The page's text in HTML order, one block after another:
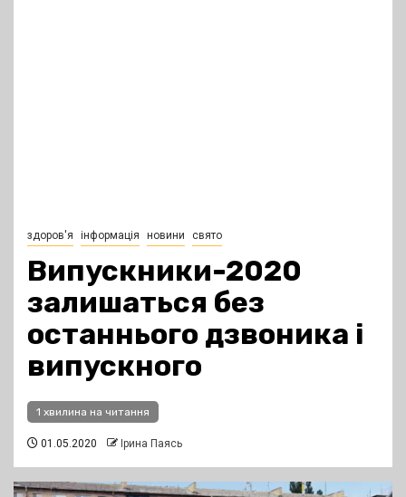
здоров'я інформація новини свято
Випускники-2020
залишаться без
останнього дзвоника і
випускного
1 хвилина на читання
01.05.2020 Ірина Паясь